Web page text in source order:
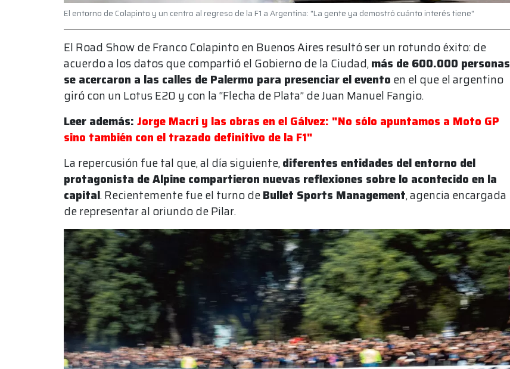
El entorno de Colapinto y un centro al regreso de la F1 a Argentina: "La gente ya demostró cuánto interés tiene"
El Road Show de Franco Colapinto en Buenos Aires resultó ser un rotundo éxito: de
acuerdo a los datos que compartió el Gobierno de la Ciudad,más de 600.000 personas
se acercaron a las calles de Palermo para presenciar el evento en el que el argentino
giró con un Lotus E20 y con la “Flecha de Plata” de Juan Manuel Fangio.
Leer además: Jorge Macri y las obras en el Gálvez: "No sólo apuntamos a Moto GP
sino también con el trazado definitivo de la F1"
La repercusión fue tal que, al día siguiente,diferentes entidades del entorno del
protagonista de Alpine compartieron nuevas reflexiones sobre lo acontecido en la
capital. Recientemente fue el turno deBullet Sports Management, agencia encargada
de representar al oriundo de Pilar.